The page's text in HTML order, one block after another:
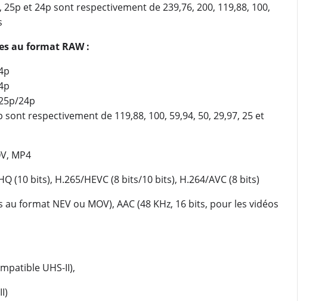
et 24p sont respectivement de 239,76, 200, 119,88, 100,
au format RAW :
24p
respectivement de 119,88, 100, 59,94, 50, 29,97, 25 et
MP4
(10 bits), H.265/HEVC (8 bits/10 bits), H.264/AVC (8 bits)
format NEV ou MOV), AAC (48 KHz, 16 bits, pour les vidéos
UHS-II),